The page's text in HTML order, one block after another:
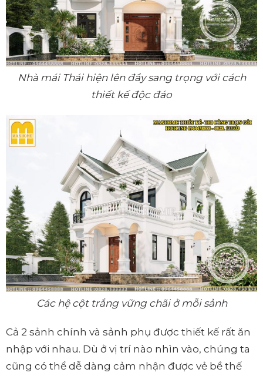
Nhà mái Thái hiện lên đầy sang trọng với cách
thiết kế độc đáo
Các hệ cột trắng vững chãi ở mỗi sảnh
Cả 2 sảnh chính và sảnh phụ được thiết kế rất ăn
nhập với nhau. Dù ở vị trí nào nhìn vào, chúng ta
cũng có thể dễ dàng cảm nhận được vẻ bề thế